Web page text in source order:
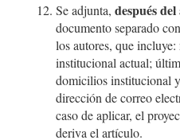
Se adjunta, después
documento separado
los autores, que
institucional actual;
domicilios institucional
dirección de correo
caso de aplicar, el
deriva el artículo.